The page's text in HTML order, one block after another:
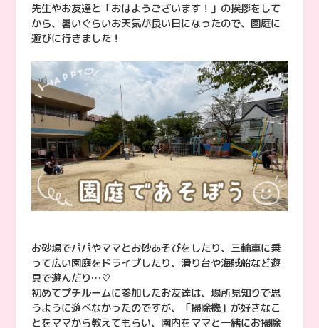
先生やお友達と「おはようございます！」の挨拶をして
から、暑いぐらいお天気が良い日になったので、園庭に
遊びに行きました！
お砂場でパパやママとお砂あそびをしたり、三輪車に乗
って広い園庭をドライブしたり、滑り台や海賊船など遊
具で遊んだり…♡
初めてプチルームに参加したお友達は、場所見知りで思
うように遊べなかったのですが、「掃除機」が好きなこ
とをママから教えてもらい、園内をママと一緒にお掃除